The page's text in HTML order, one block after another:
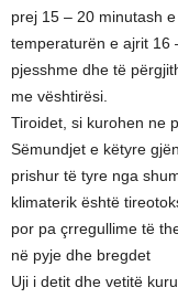
prej 15 – 20 minutash
temperaturën e ajrit 16
pjesshme dhe të
me vështirësi.
Tiroidet, si kurohen ne
Sëmundjet e këtyre
prishur të tyre nga
klimaterik është
por pa çrregullime të
në pyje dhe bregdet
Uji i detit dhe vetitë